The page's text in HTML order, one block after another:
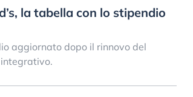
la tabella con lo stipendio
aggiornato dopo il rinnovo del